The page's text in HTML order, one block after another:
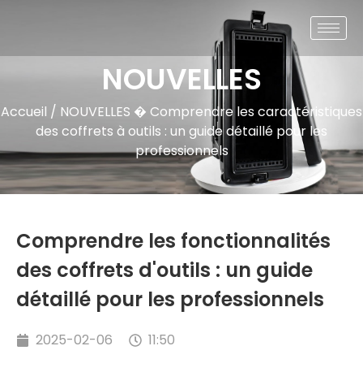
NOUVELLES
Accueil / NOUVELLES � Comprendre les caractéristiques
des coffrets à outils : un guide détaillé pour les
professionnels
Comprendre les fonctionnalités
des coffrets d'outils : un guide
détaillé pour les professionnels
2025-02-06 11:50